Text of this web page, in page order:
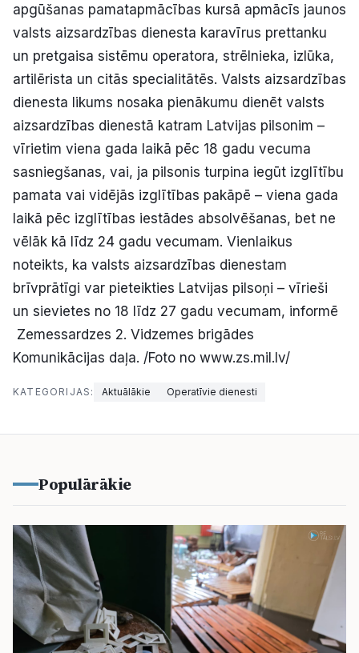
apgūšanas pamatapmācības kursā apmācīs jaunos
valsts aizsardzības dienesta karavīrus prettanku
un pretgaisa sistēmu operatora, strēlnieka, izlūka,
artilērista un citās specialitātēs. Valsts aizsardzības
dienesta likums nosaka pienākumu dienēt valsts
aizsardzības dienestā katram Latvijas pilsonim –
vīrietim viena gada laikā pēc 18 gadu vecuma
sasniegšanas, vai, ja pilsonis turpina iegūt izglītību
pamata vai vidējās izglītības pakāpē – viena gada
laikā pēc izglītības iestādes absolvēšanas, bet ne
vēlāk kā līdz 24 gadu vecumam. Vienlaikus
noteikts, ka valsts aizsardzības dienestam
brīvprātīgi var pieteikties Latvijas pilsoņi – vīrieši
un sievietes no 18 līdz 27 gadu vecumam, informē
Zemessardzes 2. Vidzemes brigādes
Komunikācijas daļa. /Foto no www.zs.mil.lv/
KATEGORIJAS: Aktuālākie Operatīvie dienesti
Populārākie